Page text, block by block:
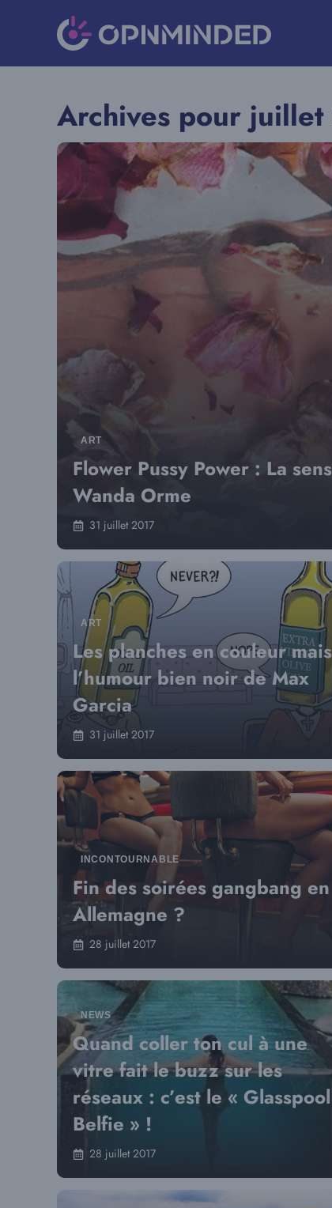
Archives pour
ART
Flower Pussy Power : La
Wanda Orme
31 juillet 2017
ART
Les planches en couleur
l’humour bien noir de Max
Garcia
31 juillet 2017
INCONTOURNABLE
Fin des soirées gangbang en
Allemagne ?
28 juillet 2017
NEWS
Quand coller ton cul à une
vitre fait le buzz sur les
réseaux : c’est le « Glasspool
Belfie » !
28 juillet 2017